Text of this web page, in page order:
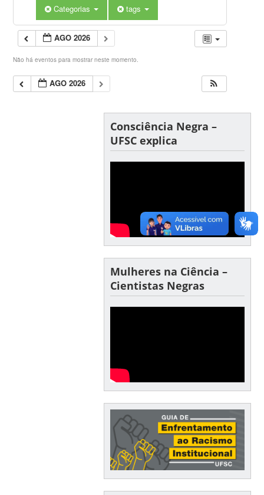
Categorias tags
AGO 2026
Não há eventos para mostrar neste momento.
AGO 2026
Consciência Negra –
UFSC explica
Mulheres na Ciência –
Cientistas Negras